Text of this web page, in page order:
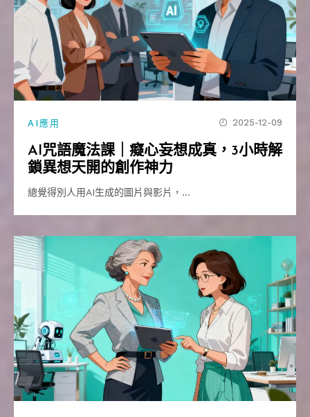
AI應用 2025-12-09
AI咒語魔法課｜癡心妄想成真，3小時解
鎖異想天開的創作神力
總覺得別人用AI生成的圖片與影片，…